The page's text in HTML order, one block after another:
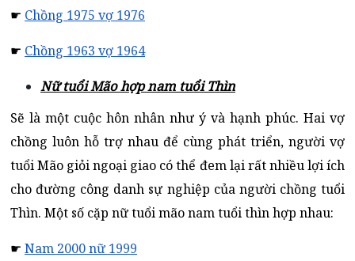
☛ Chồng 1975 vợ 1976
☛ Chồng 1963 vợ 1964
Nữ tuổi Mão hợp nam tuổi Thìn
Sẽ là một cuộc hôn nhân như ý và hạnh phúc. Hai vợ
chồng luôn hỗ trợ nhau để cùng phát triển, người vợ
tuổi Mão giỏi ngoại giao có thể đem lại rất nhiều lợi ích
cho đường công danh sự nghiệp của người chồng tuổi
Thìn. Một số cặp nữ tuổi mão nam tuổi thìn hợp nhau:
☛ Nam 2000 nữ 1999